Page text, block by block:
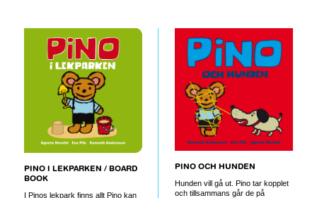
PINO I LEKPARKEN / BOARD
BOOK
I Pinos lekpark finns allt Pino kan
PINO OCH HUNDEN
Hunden vill gå ut. Pino tar kopplet
och tillsammans går de på